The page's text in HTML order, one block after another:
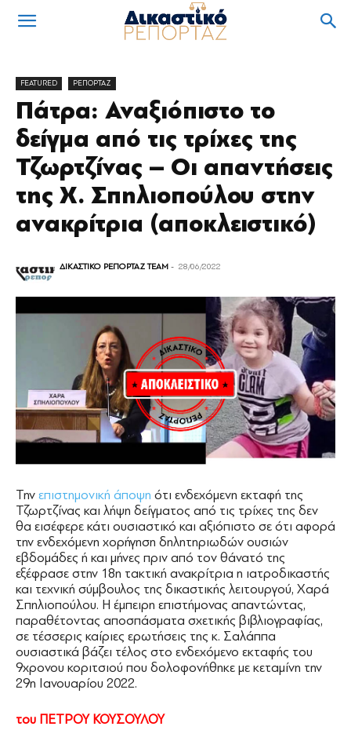
FEATURED ΡΕΠΟΡΤΑΖ
Πάτρα: Αναξιόπιστο το
δείγμα από τις τρίχες της
Τζωρτζίνας – Οι απαντήσεις
της Χ. Σπηλιοπούλου στην
ανακρίτρια (αποκλειστικό)
ΔΙΚΑΣΤΙΚΟ ΡΕΠΟΡΤΑΖ TEAM - 28/06/2022
Την επιστημονική άποψη ότι ενδεχόμενη εκταφή της
Τζωρτζίνας και λήψη δείγματος από τις τρίχες της δεν
θα εισέφερε κάτι ουσιαστικό και αξιόπιστο σε ότι αφορά
την ενδεχόμενη χορήγηση δηλητηριωδών ουσιών
εβδομάδες ή και μήνες πριν από τον θάνατό της
εξέφρασε στην 18η τακτική ανακρίτρια η ιατροδικαστής
και τεχνική σύμβουλος της δικαστικής λειτουργού, Χαρά
Σπηλιοπούλου. Η έμπειρη επιστήμονας απαντώντας,
παραθέτοντας αποσπάσματα σχετικής βιβλιογραφίας,
σε τέσσερις καίριες ερωτήσεις της κ. Σαλάππα
ουσιαστικά βάζει τέλος στο ενδεχόμενο εκταφής του
9χρονου κοριτσιού που δολοφονήθηκε με κεταμίνη την
29η Ιανουαρίου 2022.
του ΠΕΤΡΟΥ ΚΟΥΣΟΥΛΟΥ